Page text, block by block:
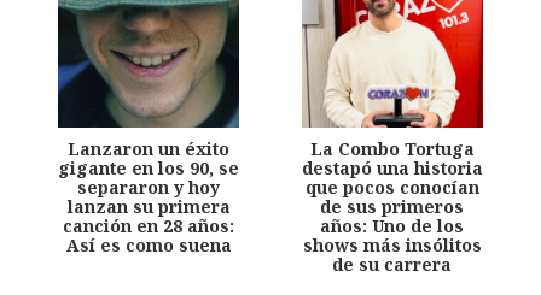
Lanzaron un éxito
gigante en los 90, se
separaron y hoy
lanzan su primera
canción en 28 años:
Así es como suena
La Combo Tortuga
destapó una historia
que pocos conocían
de sus primeros
años: Uno de los
shows más insólitos
de su carrera